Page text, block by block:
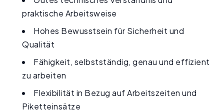
praktische Arbeitsweise
Hohes Bewusstsein für Sicherheit und
Qualität
Fähigkeit, selbstständig, genau und effizient
zu arbeiten
Flexibilität in Bezug auf Arbeitszeiten und
Piketteinsätze